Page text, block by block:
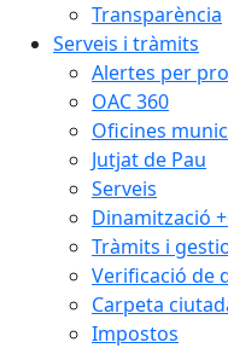
Transparència
Serveis i tràmits
Alertes per
OAC 360
Oficines
Jutjat de Pau
Serveis
Dinamització
Tràmits i
Verificació de
Carpeta
Impostos